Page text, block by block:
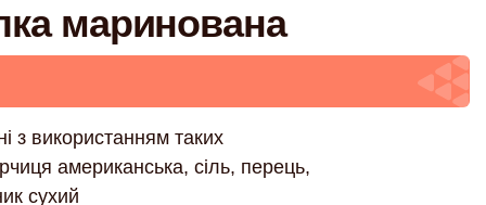
маринована
з використанням таких
американська, сіль, перець,
сухий